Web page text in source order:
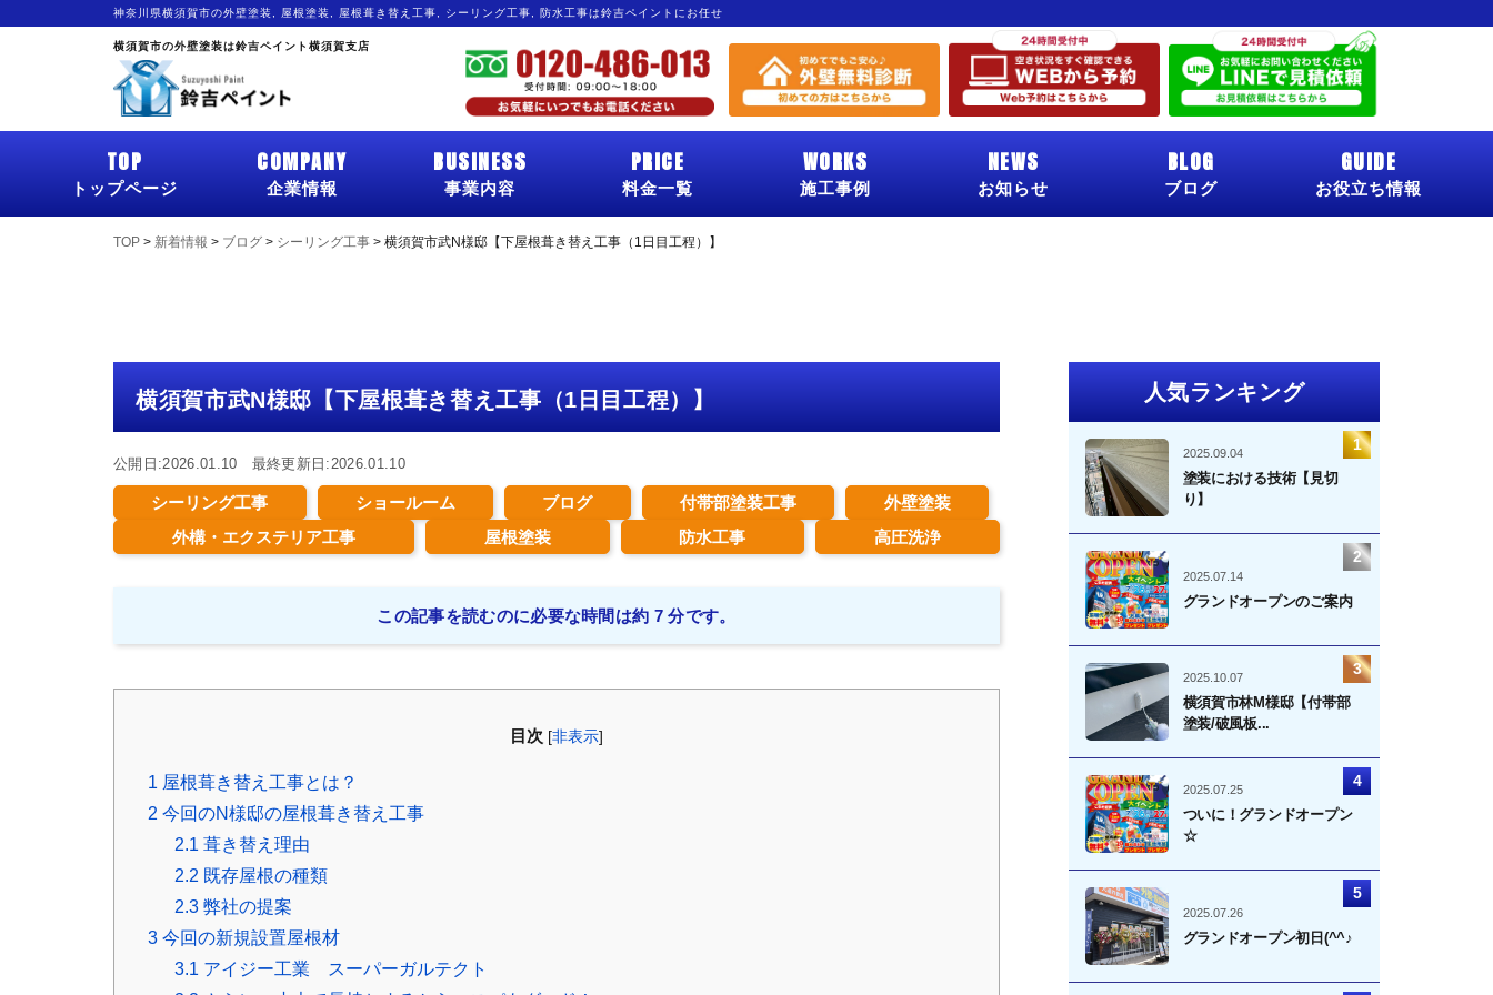
神奈川県横須賀市の外壁塗装, 屋根塗装, 屋根葺き替え工事, シーリング工事, 防水工事は鈴吉ペイントにお任せ
横須賀市の外壁塗装は鈴吉ペイント横須賀支店
TOP
トップページ
COMPANY
企業情報
BUSINESS
事業内容
PRICE
料金一覧
WORKS
施工事例
NEWS
お知らせ
BLOG
ブログ
GUIDE
お役立ち情報
TOP > 新着情報 > ブログ > シーリング工事 > 横須賀市武N様邸【下屋根葺き替え工事（1日目工程）】
横須賀市武N様邸【下屋根葺き替え工事（1日目工程）】
公開日:2026.01.10 最終更新日:2026.01.10
シーリング工事 ショールーム ブログ 付帯部塗装工事
外壁塗装
外構・エクステリア工事
屋根塗装 防水工事 高圧洗浄
この記事を読むのに必要な時間は約 7 分です。
目次 [非表示]
1 屋根葺き替え工事とは？
2 今回のN様邸の屋根葺き替え工事
2.1 葺き替え理由
2.2 既存屋根の種類
2.3 弊社の提案
3 今回の新規設置屋根材
3.1 アイジー工業 スーパーガルテクト
人気ランキング
2025.09.04
塗装における技術【見切
り】
2025.07.14
グランドオープンのご案内
2025.10.07
横須賀市林M様邸【付帯部
塗装/破風板...
2025.07.25
ついに！グランドオープン
☆
2025.07.26
グランドオープン初日(^^♪